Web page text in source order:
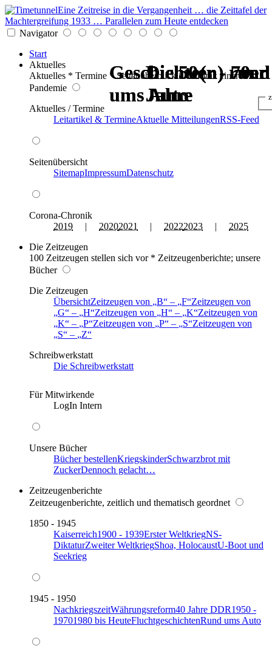
Eine Zeitreise in die Vergangenheit … die Zeittafel der
Machtergreifung 1933 … Parallelen zum Heute entdecken
Navigator
Start
Aktuelles
Aktuelles * Termine * Seitenüberblick * Chronik einer
Pandemie
Aktuelles / Termine
Leitartikel & TermineAktuelle MitteilungenRSS-Feed
Seitenübersicht
SitemapImpressumDatenschutz
Corona-Chronik
2019 | 20202021 | 20222023 | 2025
Die Zeitzeugen
100 Zeitzeugen stellen sich vor * Zeitzeugenberichte; unsere
Bücher
Die Zeitzeugen
ÜbersichtZeitzeugen von B – F Zeitzeugen von
G
– H Zeitzeugen von H – K Zeitzeugen von
K
– P Zeitzeugen von P – S Zeitzeugen von
S
–
Z
Schreibwerkstatt
Die Schreibwerkstatt
Für Mitwirkende
LogIn Intern
Unsere Bücher
Bücher bestellenKriegskinderSchwarzbrot mit
ZuckerDennoch gelacht…
Zeitzeugenberichte
Zeitzeugenberichte, zeitlich und thematisch geordnet
1850 - 1945
Kaiserreich1900 - 1939Erster WeltkriegNS-
DiktaturZweiter WeltkriegShoa, HolocaustU-Boot und
Seekrieg
1945 - 1950
NachkriegszeitWährungsreform40 Jahre DDR1950 -
19701980 bis HeuteFluchtgeschichtenRund ums Auto
Die 50er - 70er
Jahre
Geschichte(n) rund
ums Auto
Die 50er - 70er
Jahre
Die 50er - 70er
Jahre
Geschichte(n) rund
ums Auto
Die 50er - 70er
Jahre